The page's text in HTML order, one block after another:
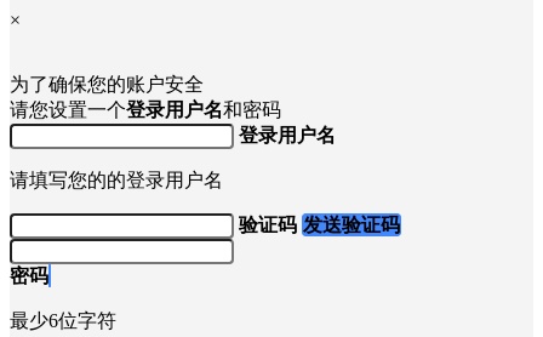
×
为了确保您的账户安全
请您设置一个登录用户名和密码
登录用户名
请填写您的的登录用户名
验证码 发送验证码
密码
最少6位字符